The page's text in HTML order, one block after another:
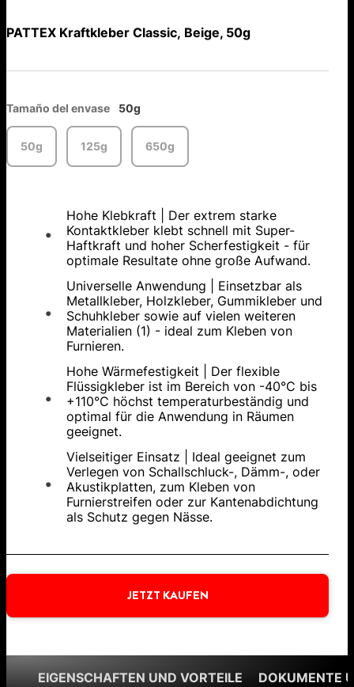
PATTEX Kraftkleber Classic, Beige, 50g
Tamaño del envase 50g
50g 125g 650g
Hohe Klebkraft | Der extrem starke
Kontaktkleber klebt schnell mit Super-
Haftkraft und hoher Scherfestigkeit - für
optimale Resultate ohne große Aufwand.
Universelle Anwendung | Einsetzbar als
Metallkleber, Holzkleber, Gummikleber und
Schuhkleber sowie auf vielen weiteren
Materialien (1) - ideal zum Kleben von
Furnieren.
Hohe Wärmefestigkeit | Der flexible
Flüssigkleber ist im Bereich von -40°C bis
+110°C höchst temperaturbeständig und
optimal für die Anwendung in Räumen
geeignet.
Vielseitiger Einsatz | Ideal geeignet zum
Verlegen von Schallschluck-, Dämm-, oder
Akustikplatten, zum Kleben von
Furnierstreifen oder zur Kantenabdichtung
als Schutz gegen Nässe.
JETZT KAUFEN
EIGENSCHAFTEN UND VORTEILE DOKUMENTE